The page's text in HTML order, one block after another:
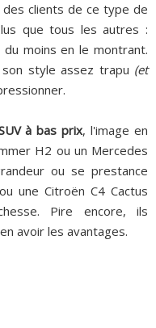
clients de ce type de
que tous les autres :
moins en le montrant.
style assez trapu (et
à bas prix, l'image en
H2 ou un Mercedes
ou se prestance
une Citroën C4 Cactus
Pire encore, ils
avoir les avantages.